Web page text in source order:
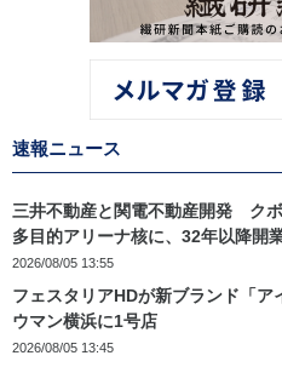
速報ニュース
三井不動産と関電不動産開発 ク
多目的アリーナ核に、32年以降開
2026/08/05 13:55
フェスタリアHDが新ブランド「
ウマン横浜に1号店
2026/08/05 13:45